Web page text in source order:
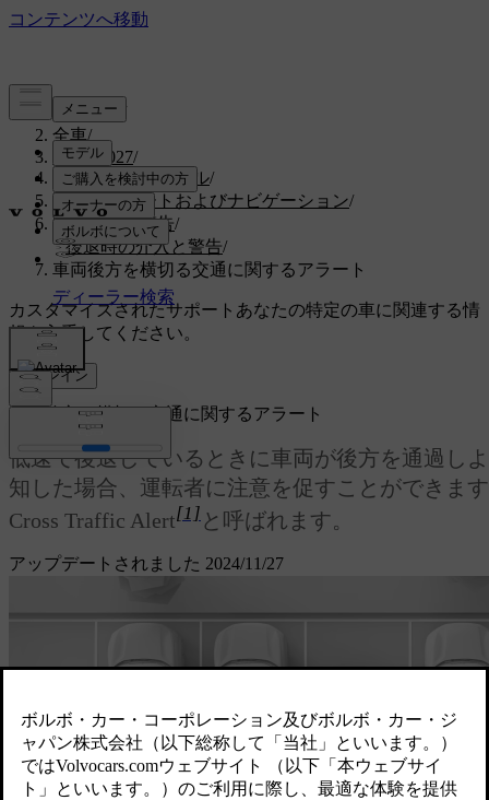
サポート
全車/
EX30 2027/
ユーザーマニュアル/
運転者サポートおよびナビゲーション/
安全介入と警告/
後退時の介入と警告/
車両後方を横切る交通に関するアラート
カスタマイズされたサポート あなたの特定の車に関連する情
報を入手してください。
サインイン
アップデートされました 2024/11/27
車両後方を横切る交通に関するアラート
低速で後退しているときに車両が後方を通過し
知した場合、運転者に注意を促すことができま
Cross Traffic Alert[1] と呼ばれます。